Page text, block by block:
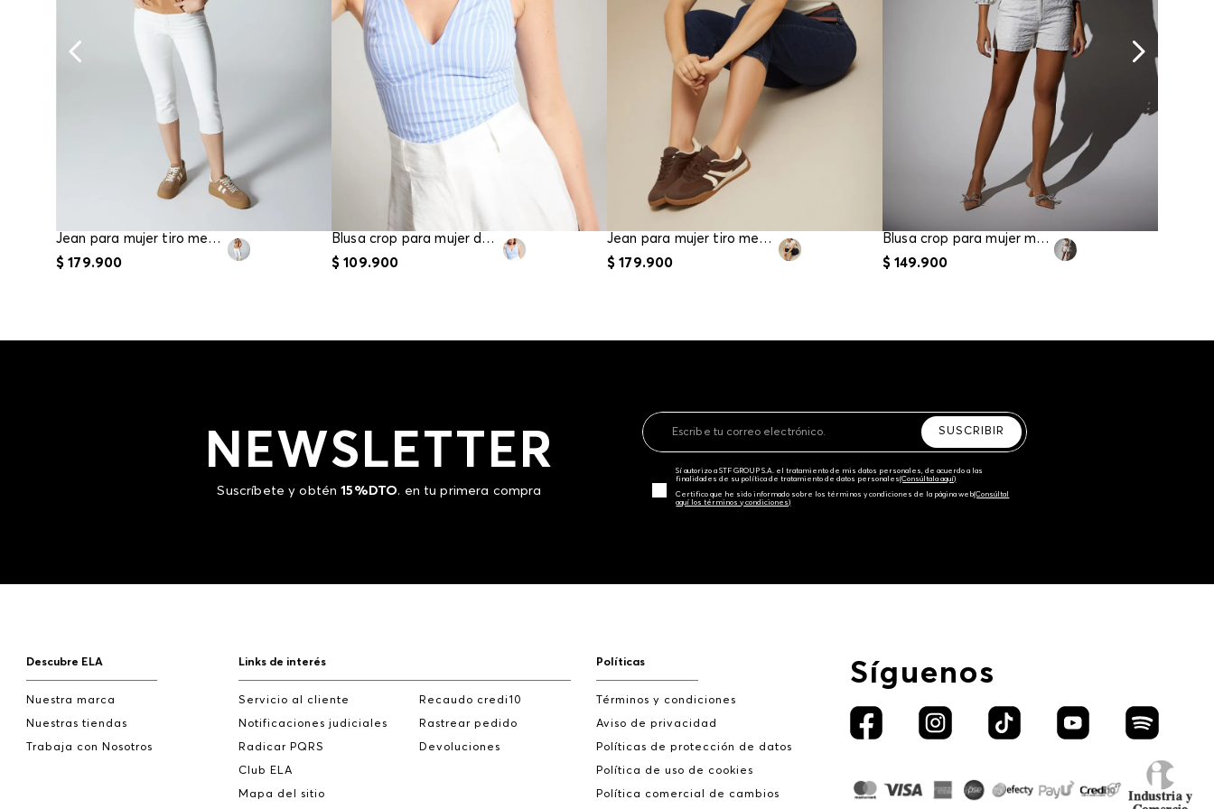
Jean para mujer tiro medio capri
$ 179.900
Blusa crop para mujer de tiras
$ 109.900
Jean para mujer tiro medio capri
$ 179.900
Blusa crop para mujer manga tres cuartos
$ 149.900
NEWSLETTER
Suscríbete y obtén15%DTO. en tu primera compra
SUSCRIBIR
Sí autorizo a STF GROUP S.A. el tratamiento de mis datos personales, de acuerdo a las
finalidades de su política de tratamiento de datos personales‎(Consúltala aquí)
Certifico que he sido informado sobre los términos y condiciones de la página web‎(Consúltal
aquí los términos y condiciones)
Síguenos
Descubre ELA
Nuestra marca
Nuestras tiendas
Trabaja con Nosotros
Links de interés
Servicio al cliente
Notificaciones judiciales
Radicar PQRS
Club ELA
Mapa del sitio
Recaudo credi10
Rastrear pedido
Devoluciones
Políticas
Términos y condiciones
Aviso de privacidad
Políticas de protección de datos
Política de uso de cookies
Política comercial de cambios